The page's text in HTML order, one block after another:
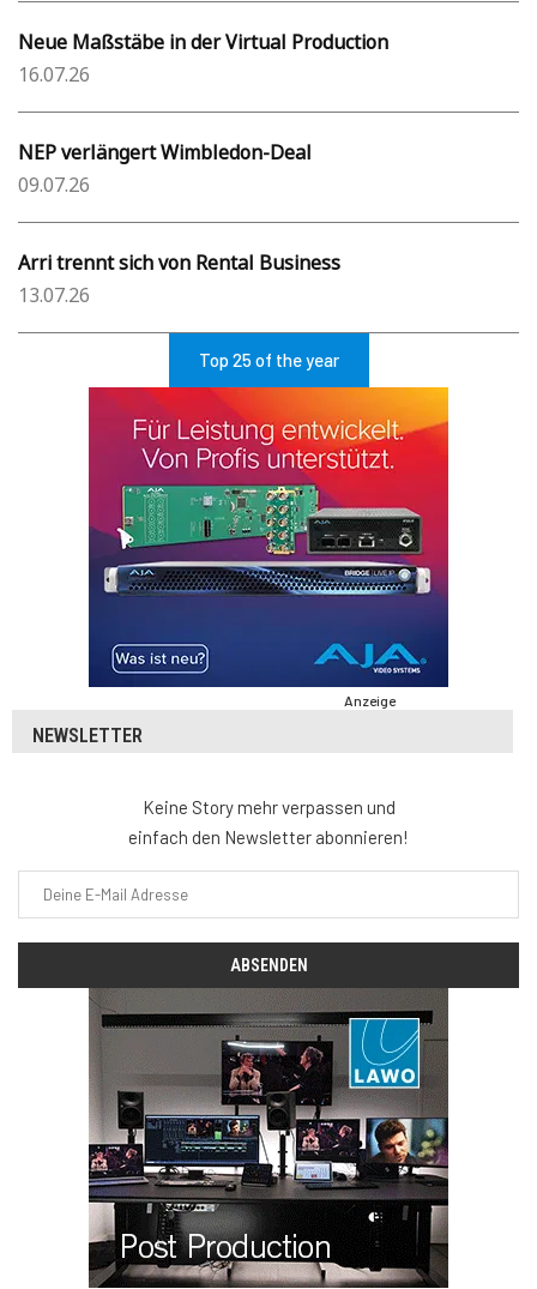
Neue Maßstäbe in der Virtual Production
16.07.26
NEP verlängert Wimbledon-Deal
09.07.26
Arri trennt sich von Rental Business
13.07.26
Top 25 of the year
Anzeige
NEWSLETTER
Keine Story mehr verpassen und
einfach den Newsletter abonnieren!